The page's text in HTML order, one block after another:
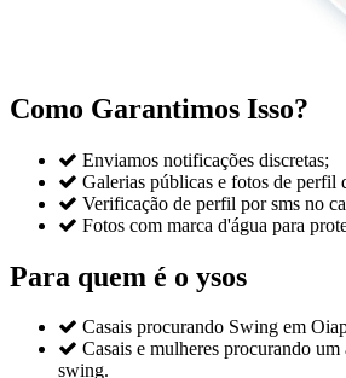
Como Garantimos Isso?
 Enviamos notificações discretas;
 Galerias públicas e fotos de perfil
 Verificação de perfil por sms no
 Fotos com marca d'água para
Para quem é o ysos
 Casais procurando Swing em
 Casais e mulheres procurando
swing.